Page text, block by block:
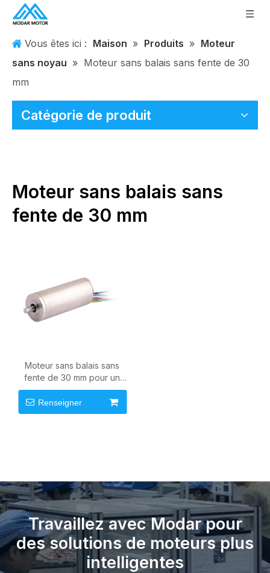
Vous êtes ici : Maison » Produits » Moteur
sans noyau » Moteur sans balais sans fente de 30
mm
Catégorie de produit
Moteur sans balais sans
fente de 30 mm
Moteur sans balais sans
fente de 30 mm pour un
mouvement industriel de
précision
Renseigner
Travaillez avec Modar pour
des solutions de moteurs plus
intelligentes